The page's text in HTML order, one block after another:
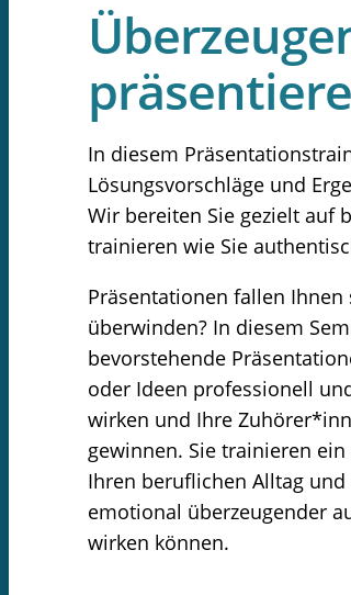
In diesem
Lösungsvorschläge und
Wir bereiten Sie gezielt auf
trainieren wie Sie
Präsentationen fallen
überwinden? In diesem
bevorstehende
oder Ideen professionell
wirken und Ihre
gewinnen. Sie trainieren
Ihren beruflichen Alltag
emotional überzeugender
wirken können.